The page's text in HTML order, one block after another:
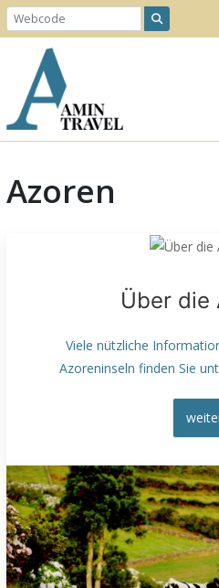
Azoren
Über die
Viele nützliche
Azoreninseln finden Sie